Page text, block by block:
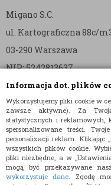
Informacja dot. plików
Wykorzystujemy pliki cookie w
zawsze aktywne). Za
statystycznych i
spersonalizowane treści.
personalizacji reklam. Klikając
wszystkich plików cookie.
pliki niezbędne, a w
mogą być przekazywane
wykorzystuje dane. Zgodę
Migano S.C.
ul. Kartograficzna 88c/
03-290 Warszawa
NIP: 5242813637
REGON: 365874905
Nr konta (mBank):
36 1140 2004 0000 3902